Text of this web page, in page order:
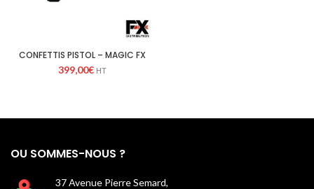
CONFETTIS PISTOL – MAGIC FX
399,00€ HT
OU SOMMES-NOUS ?
37 Avenue Pierre Semard,